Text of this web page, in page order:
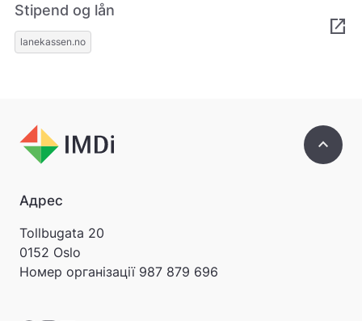
Stipend og lån
lanekassen.no
open_in_new
keyboard_arrow_up
Адрес
Tollbugata 20
0152 Oslo
Номер організації 987 879 696